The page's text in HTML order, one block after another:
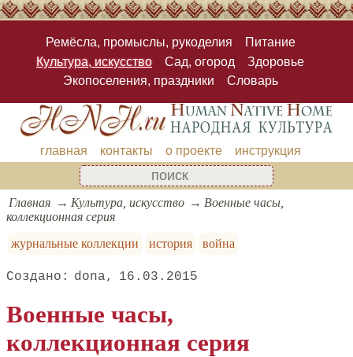
Ремёсла, промыслы, рукоделия
Питание
Культура, искусство
Сад, огород
Здоровье
Экопоселения, праздники
Словарь
главная контакты о проекте инструкция
Главная Культура, искусство
Военные часы,
коллекционная серия
журнальные коллекции
история война
dona 16.03.2015
Военные часы,
коллекционная серия